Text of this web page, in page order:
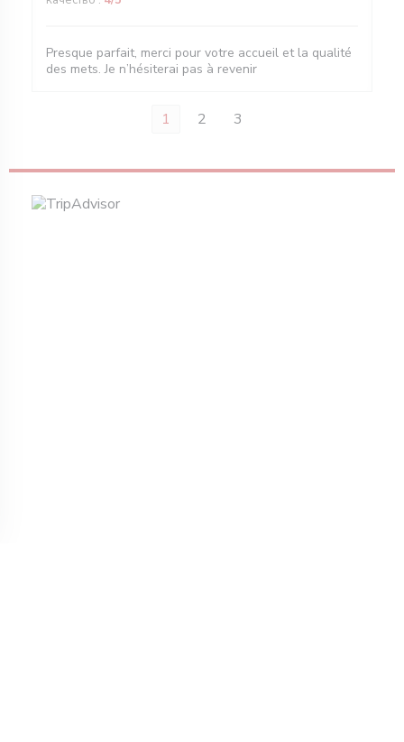
Presque parfait, merci pour votre accueil et la qualité
des mets. Je n’hésiterai pas à revenir
1 2 3